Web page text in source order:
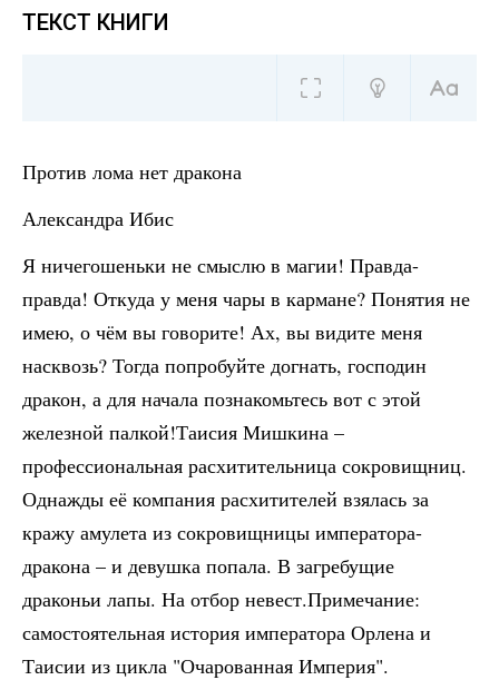
ТЕКСТ КНИГИ
Против лома нет дракона
Александра Ибис
Я ничегошеньки не смыслю в магии! Правда-
правда! Откуда у меня чары в кармане? Понятия не
имею, о чём вы говорите! Ах, вы видите меня
насквозь? Тогда попробуйте догнать, господин
дракон, а для начала познакомьтесь вот с этой
железной палкой!Таисия Мишкина –
профессиональная расхитительница сокровищниц.
Однажды её компания расхитителей взялась за
кражу амулета из сокровищницы императора-
дракона – и девушка попала. В загребущие
драконьи лапы. На отбор невест.Примечание:
самостоятельная история императора Орлена и
Таисии из цикла "Очарованная Империя".